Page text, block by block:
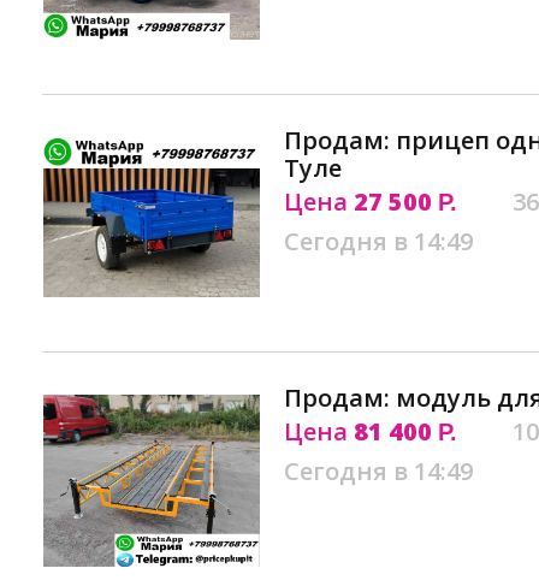
Продам: прицеп
Туле
Цена 27 500 Р.
Сегодня в 14:49
Продам: модуль
Цена 81 400 Р.
Сегодня в 14:49